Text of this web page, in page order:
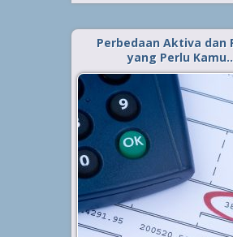
Perbedaan Aktiva dan
yang Perlu
Diterbitkan tanggal 27 Jan 2020,
Bisnis
Pada perjalanan
manajemen keuangan
salah satu yang
wajib untuk dikelola
Salah satunya yang
dak tak boleh
neraca. Dalam